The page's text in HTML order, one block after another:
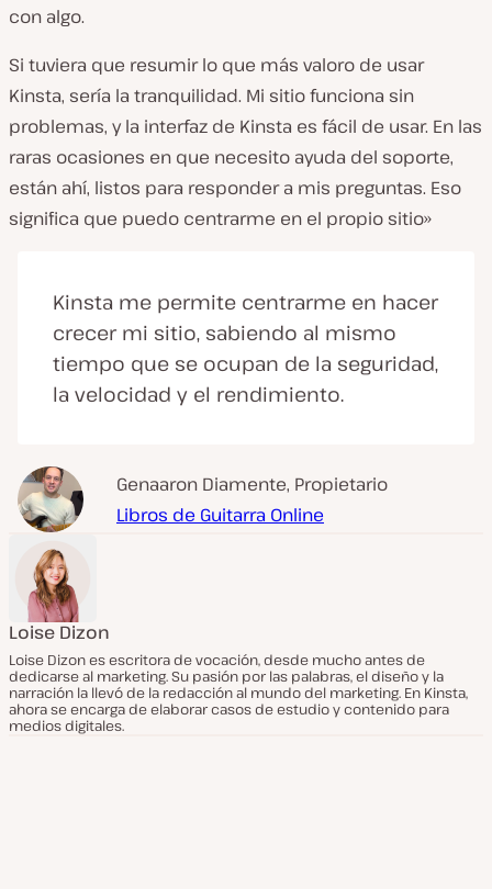
con algo.
Si tuviera que resumir lo que más valoro de usar
Kinsta, sería la tranquilidad. Mi sitio funciona sin
problemas, y la interfaz de Kinsta es fácil de usar. En las
raras ocasiones en que necesito ayuda del soporte,
están ahí, listos para responder a mis preguntas. Eso
significa que puedo centrarme en el propio sitio»
Kinsta me permite centrarme en hacer
crecer mi sitio, sabiendo al mismo
tiempo que se ocupan de la seguridad,
la velocidad y el rendimiento.
Genaaron Diamente, Propietario
Libros de Guitarra Online
Loise Dizon
Loise Dizon es escritora de vocación, desde mucho antes de
dedicarse al marketing. Su pasión por las palabras, el diseño y la
narración la llevó de la redacción al mundo del marketing. En Kinsta,
ahora se encarga de elaborar casos de estudio y contenido para
medios digitales.